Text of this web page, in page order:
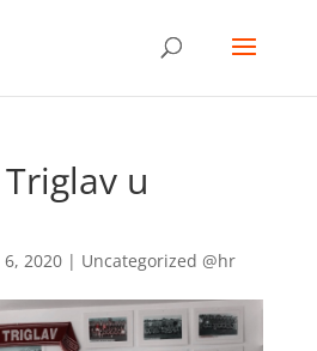
u
2020| Uncategorized @hr